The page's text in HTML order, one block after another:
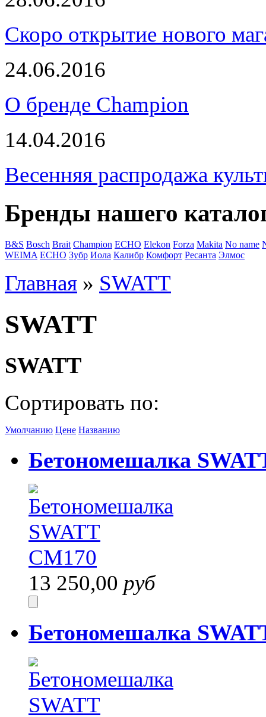
Скоро открытие нового
24.06.2016
О бренде Champion
14.04.2016
Весенняя распродажа
Бренды нашего
B&S Bosch Brait Champion ECHO Elekon Forza Makita No name
WEIMA ЕСНО Зубр Иола Калибр Комфорт Ресанта Элмос
Главная » SWATT
SWATT
SWATT
Сортировать по:
Умолчанию Цене Названию
Бетономешалка
13 250,00 руб
Бетономешалка